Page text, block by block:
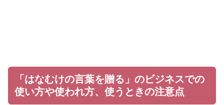
「はなむけの言葉を贈る」のビジネスでの
使い方や使われ方、使うときの注意点